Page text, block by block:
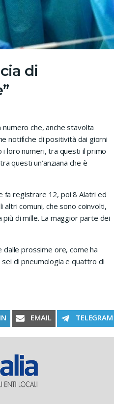
di
che, anche stavolta
notifiche di positività dai giorni
i loro numeri, tra questi il primo
questi un’anziana che è
fa registrare 12, poi 8 Alatri ed
altri comuni, che sono coinvolti,
di mille. La maggior parte dei
dalle prossime ore, come ha
sei di pneumologia e quattro di
SHARE ON
EMAIL SHARE ON
TELEGRAM